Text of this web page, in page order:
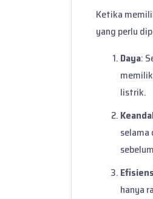
Ketika
yang perlu
Daya:
listrik.
hanya